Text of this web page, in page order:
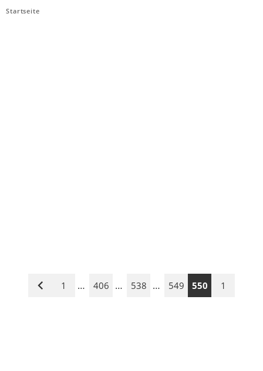
Startseite
Vorige
1 … 406 … 538 … 549 550 1